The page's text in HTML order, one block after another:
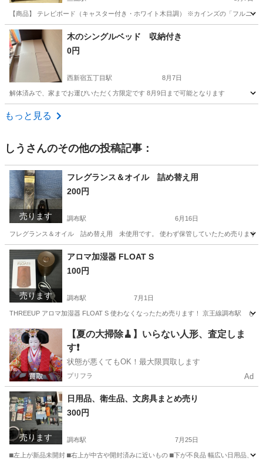
【商品】 テレビボード（キャスター付き・ホワイト木目調） ※カインズの「フルニ
東京 三鷹市 収納家具 キャスター
木のシングルベッド 収納付き
0円
西新宿五丁目駅 8月7日
解体済みで、家までお運びいただく方限定です 8月9日まで可能となります
東京 新宿区
もっと見る
しう さんのその他の投稿記事：
売ります
フレグランス＆オイル 詰め替え用
200円
調布駅 6月16日
フレグランス＆オイル 詰め替え用 未使用です。 使わず保管していたため売ります
東京 調布市 調布駅 芳香剤、消臭剤
売ります
アロマ加湿器 FLOAT S
100円
調布駅 7月1日
THREEUP アロマ加湿器 FLOAT S 使わなくなったため売ります！ 京王線調布駅 も
東京 調布市 調布駅 季節、空調家電
【夏の大掃除🧹】いらない人形、査定しま
す❗️
状態が悪くてもOK！最大限買取します
プリフラ Ad
売ります
日用品、衛生品、文房具まとめ売り
300円
調布駅 7月25日
⬛︎左上が新品未開封 ⬛︎右上が中古や開封済みに近いもの ⬛︎下が不良品 幅広い日用品